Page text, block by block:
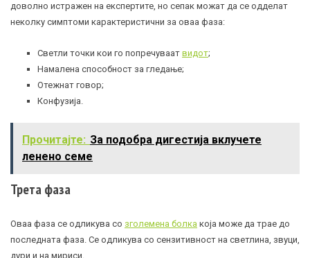
доволно истражен на експертите, но сепак можат да се одделат
неколку симптоми карактеристични за оваа фаза:
Светли точки кои го попречуваат видот;
Намалена способност за гледање;
Отежнат говор;
Конфузија.
Прочитајте: За подобра дигестија вклучете
ленено семе
Трета фаза
Оваа фаза се одликува со зголемена болка која може да трае до
последната фаза. Се одликува со сензитивност на светлина, звуци,
дури и на мириси.